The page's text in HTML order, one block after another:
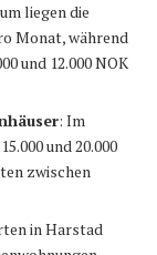
liegen die
Monat, während
und 12.000 NOK
: Im
und 20.000
zwischen
in Harstad